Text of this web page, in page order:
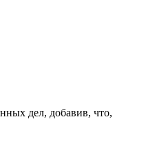
дел, добавив, что,